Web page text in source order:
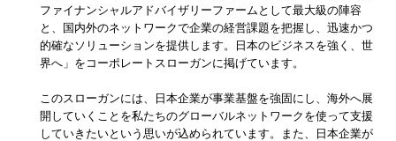
ファイナンシャルアドバイザリーファームとして最大級の陣容
と、国内外のネットワークで企業の経営課題を把握し、迅速かつ
的確なソリューションを提供します。日本のビジネスを強く、世
界へ」をコーポレートスローガンに掲げています。
このスローガンには、日本企業が事業基盤を強固にし、海外へ展
開していくことを私たちのグローバルネットワークを使って支援
していきたいという思いが込められています。また、日本企業が